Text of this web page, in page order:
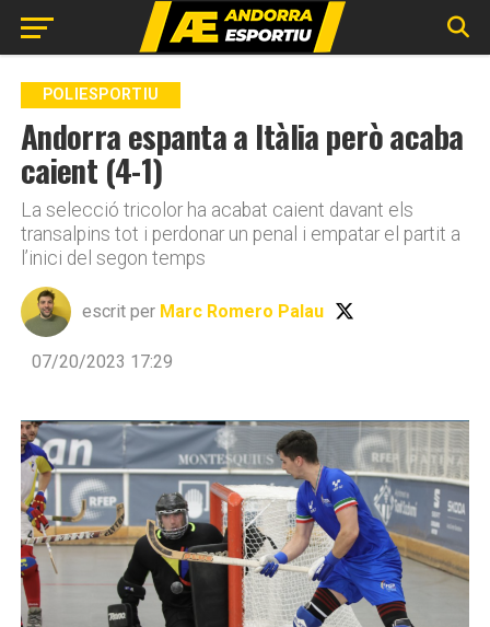
POLIESPORTIU
Andorra espanta a Itàlia però acaba
caient (4-1)
La selecció tricolor ha acabat caient davant els
transalpins tot i perdonar un penal i empatar el partit a
l’inici del segon temps
escrit per Marc Romero Palau
07/20/2023 17:29
Go to mobile version